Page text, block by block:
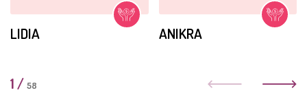
LIDIA ANIKRA
1 / 58